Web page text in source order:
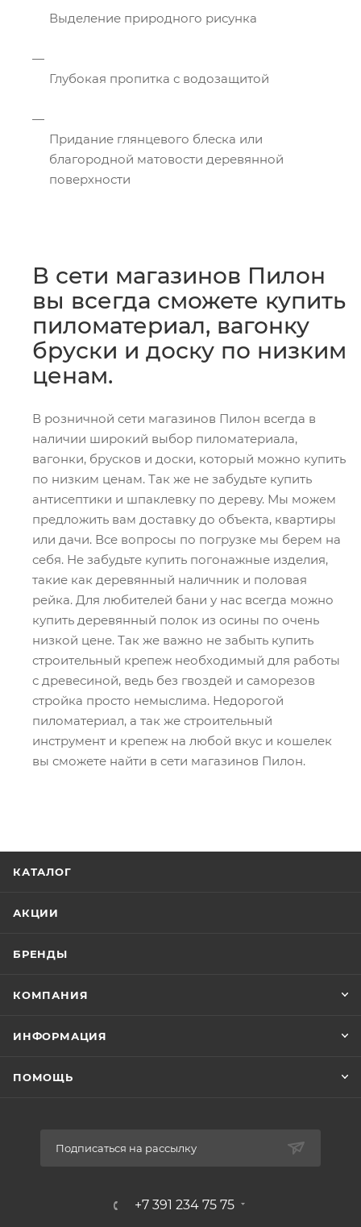
Выделение природного рисунка
Глубокая пропитка с водозащитой
Придание глянцевого блеска или
благородной матовости деревянной
поверхности
В сети магазинов Пилон
вы всегда сможете купить
пиломатериал, вагонку
бруски и доску по низким
ценам.
В розничной сети магазинов Пилон всегда в
наличии широкий выбор пиломатериала,
вагонки, брусков и доски, который можно купить
по низким ценам. Так же не забудьте купить
антисептики и шпаклевку по дереву. Мы можем
предложить вам доставку до объекта, квартиры
или дачи. Все вопросы по погрузке мы берем на
себя. Не забудьте купить погонажные изделия,
такие как деревянный наличник и половая
рейка. Для любителей бани у нас всегда можно
купить деревянный полок из осины по очень
низкой цене. Так же важно не забыть купить
строительный крепеж необходимый для работы
с древесиной, ведь без гвоздей и саморезов
стройка просто немыслима. Недорогой
пиломатериал, а так же строительный
инструмент и крепеж на любой вкус и кошелек
вы сможете найти в сети магазинов Пилон.
КАТАЛОГ
АКЦИИ
БРЕНДЫ
КОМПАНИЯ
ИНФОРМАЦИЯ
ПОМОЩЬ
Подписаться на рассылку
+7 391 234 75 75